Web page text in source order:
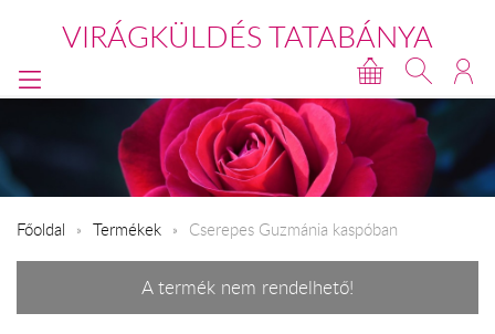
VIRÁGKÜLDÉS TATABÁNYA
Főoldal Termékek Cserepes Guzmánia kaspóban
A termék nem rendelhető!